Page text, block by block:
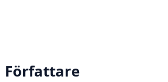
Författare